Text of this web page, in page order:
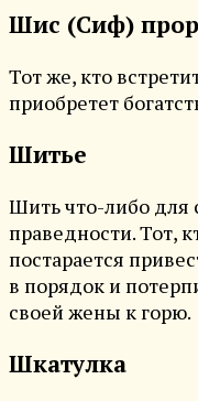
Шис (Сиф)
Тот же, кто
приобретет
Шитье
Шить что-либо для
праведности. Тот,
постарается
в порядок и
своей жены к горю.
Шкатулка